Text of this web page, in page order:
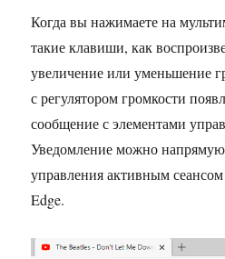
Когда вы нажимаете на
такие клавиши, как
увеличение или уменьшение
с регулятором громкости
сообщение с элементами
Уведомление можно напрямую
управления активным
Edge.